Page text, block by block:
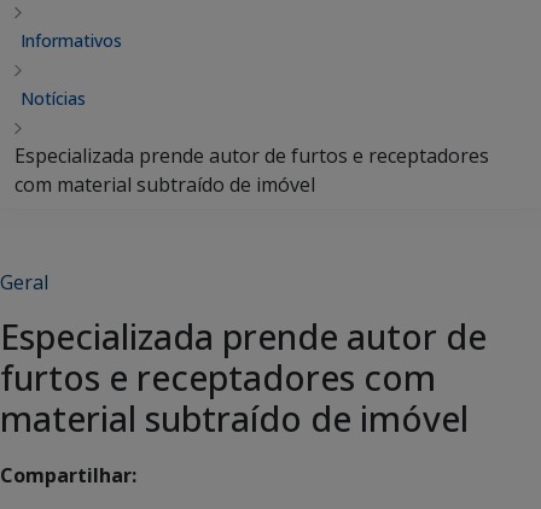
Informativos
Notícias
Especializada prende autor de furtos e receptadores
com material subtraído de imóvel
Geral
Especializada prende autor de
furtos e receptadores com
material subtraído de imóvel
Compartilhar: